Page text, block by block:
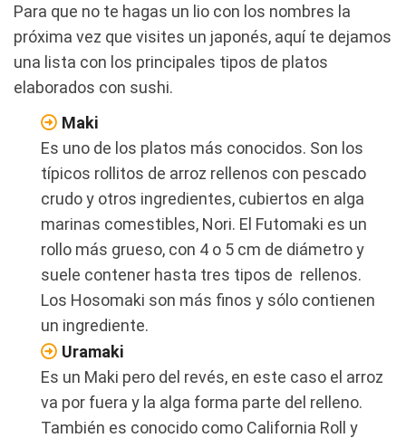
Para que no te hagas un lio con los nombres la
próxima vez que visites un japonés, aquí te dejamos
una lista con los principales tipos de platos
elaborados con sushi.
Maki
Es uno de los platos más conocidos. Son los
típicos rollitos de arroz rellenos con pescado
crudo y otros ingredientes, cubiertos en alga
marinas comestibles, Nori. El Futomaki es un
rollo más grueso, con 4 o 5 cm de diámetro y
suele contener hasta tres tipos de rellenos.
Los Hosomaki son más finos y sólo contienen
un ingrediente.
Uramaki
Es un Maki pero del revés, en este caso el arroz
va por fuera y la alga forma parte del relleno.
También es conocido como California Roll y